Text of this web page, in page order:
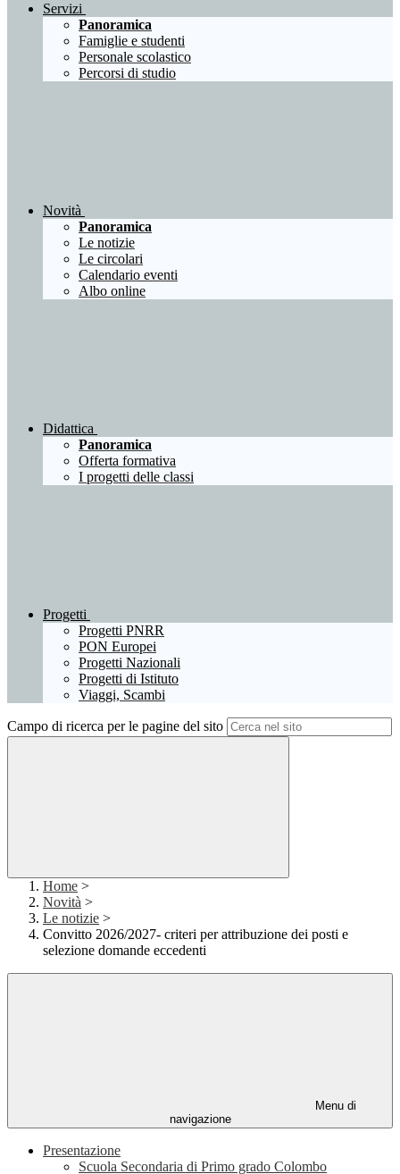
Servizi
Panoramica
Famiglie e studenti
Personale scolastico
Percorsi di studio
Novità
Panoramica
Le notizie
Le circolari
Calendario eventi
Albo online
Didattica
Panoramica
Offerta formativa
I progetti delle classi
Progetti
Progetti PNRR
PON Europei
Progetti Nazionali
Progetti di Istituto
Viaggi, Scambi
Campo di ricerca per le pagine del sito
Home >
Novità >
Le notizie >
Convitto 2026/2027- criteri per attribuzione dei posti e
selezione domande eccedenti
Menu di
navigazione
Presentazione
Scuola Secondaria di Primo grado Colombo